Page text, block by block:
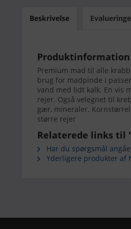
Beskrivelse
Premium mad til alle
brug for madpinde i
vand med lidt kalk. En vis
rejer. Også velegnet til
gær, mineraler.
større rejer
Relaterede links til
Har du spørgsmål
Yderligere produkter af